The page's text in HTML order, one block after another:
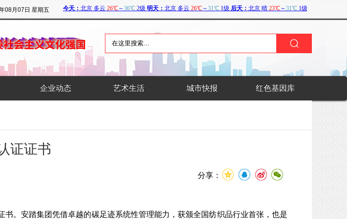
08月07日 星期五
企业动态 艺术生活 城市快报 红色基因库
证证书
分享：
。安踏集团凭借卓越的碳足迹系统性管理能力，获颁全国纺织品行业首张，也是